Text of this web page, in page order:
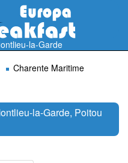
la-Garde
Charente Maritime
la-Garde, Poitou